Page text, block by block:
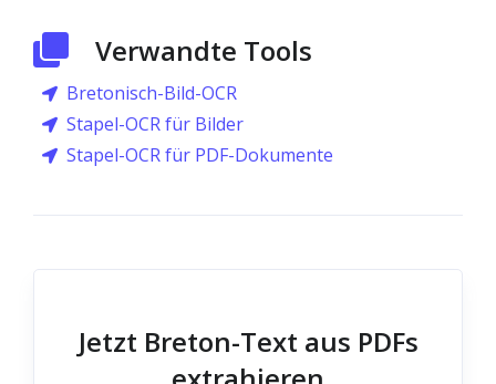
Verwandte Tools
Bretonisch-Bild-OCR
Stapel-OCR für Bilder
Stapel-OCR für PDF-Dokumente
Jetzt Breton-Text aus PDFs